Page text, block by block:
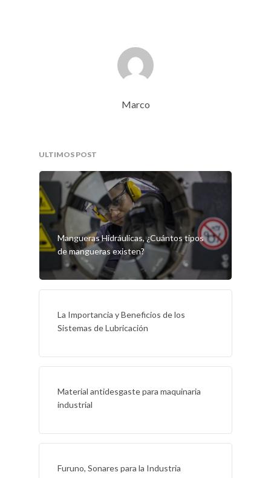
Marco
ULTIMOS POST
Mangueras Hidráulicas, ¿Cuántos tipos
de mangueras existen?
La Importancia y Beneficios de los
Sistemas de Lubricación
Material antidesgaste para maquinaria
industrial
Furuno, Sonares para la Industria